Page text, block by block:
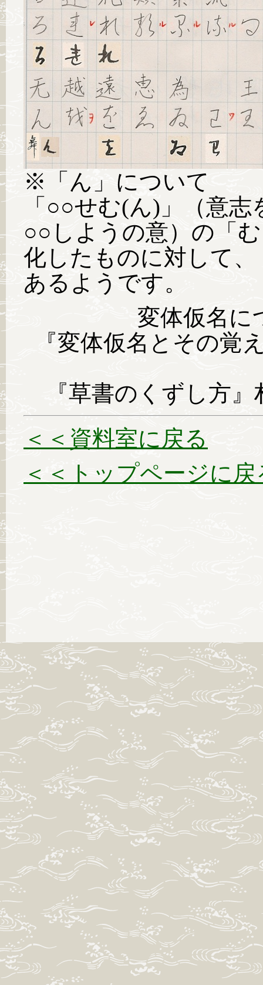
※「ん」について
「○○せむ(ん)」（意
○○しようの意）の「
化したものに対して
あるようです。
変体仮名に
『変体仮名とその覚
『草書のくずし方
＜＜資料室に戻る
＜＜トップページに戻